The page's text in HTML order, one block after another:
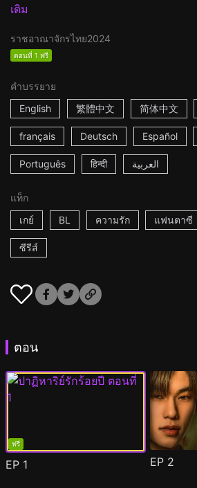
เติม
ราชอาณาจักรไทย2024
ตอนที่ 1 ฟรี
คำบรรยาย
English
繁體中文 简体中文
français Deutsch Español
Português हिन्दी العربية
แท็ก
เกย์
BL ความรัก แฟนตาซี
ซีรีส์
ตอน
ฟรี
EP 1 EP 2